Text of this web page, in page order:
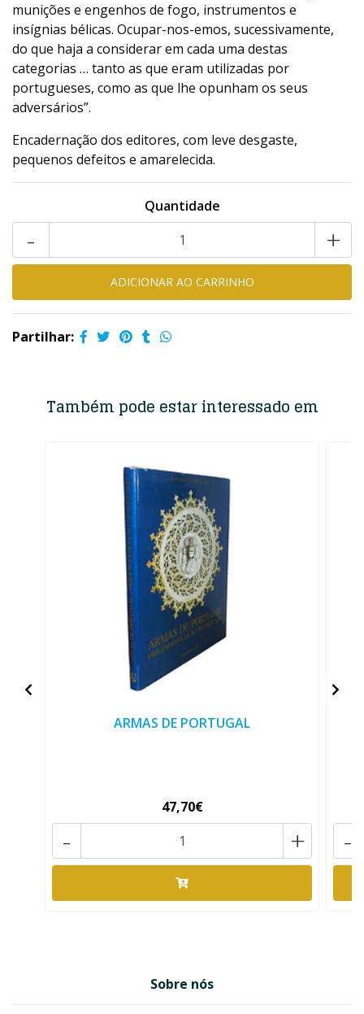
munições e engenhos de fogo, instrumentos e
insígnias bélicas. Ocupar-nos-emos, sucessivamente,
do que haja a considerar em cada uma destas
categorias … tanto as que eram utilizadas por
portugueses, como as que lhe opunham os seus
adversários”.
Encadernação dos editores, com leve desgaste,
pequenos defeitos e amarelecida.
Quantidade
+
-
Partilhar:
Também pode estar interessado em
ARMAS DE PORTUGAL
47,70€
+
- -
Sobre nós